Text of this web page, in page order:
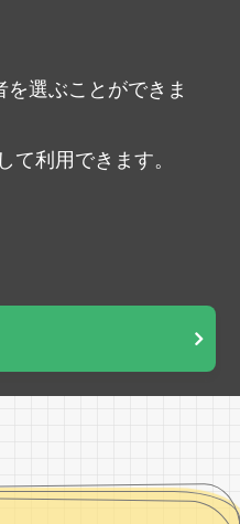
選ぶことができま
利用できます。